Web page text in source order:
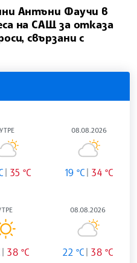
Антъни Фаучи в
на САЩ за отказа
свързани с
УТРЕ
35 °C
08.08.2026
19 °C 34 °C
38 °C
08.08.2026
22 °C 38 °C